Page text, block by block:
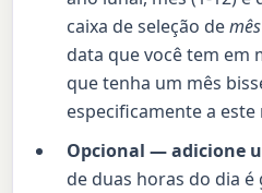
caixa de seleção de
data que você tem em
que tenha um mês
especificamente a este
Opcional — adicione
de duas horas do dia